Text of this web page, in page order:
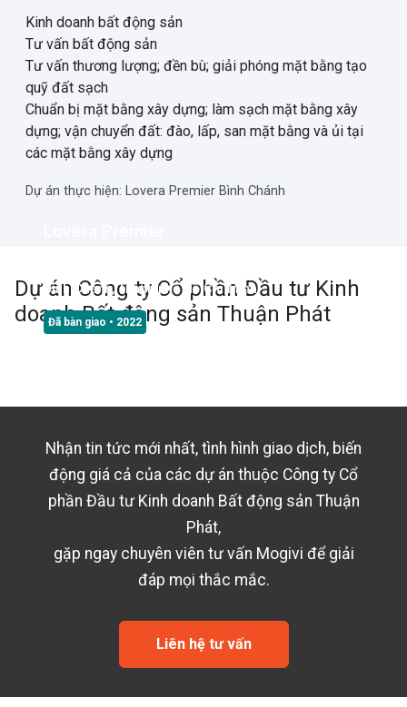
Kinh doanh bất động sản
Tư vấn bất động sản
Tư vấn thương lượng; đền bù; giải phóng mặt bằng tạo
quỹ đất sạch
Chuẩn bị mặt bằng xây dựng; làm sạch mặt bằng xây
dựng; vận chuyển đất: đào, lấp, san mặt bằng và ủi tại
các mặt bằng xây dựng
Dự án thực hiện: Lovera Premier Bình Chánh
Dự án Công ty Cổ phần Đầu tư Kinh
doanh Bất động sản Thuận Phát
Bình Chánh, Thành phố Hồ Chí Minh
Đã bàn giao • 2022
Nhận tin tức mới nhất, tình hình giao dịch, biến
động giá cả của các dự án thuộc Công ty Cổ
phần Đầu tư Kinh doanh Bất động sản Thuận
Phát,
gặp ngay chuyên viên tư vấn Mogivi để giải
đáp mọi thắc mắc.
Liên hệ tư vấn